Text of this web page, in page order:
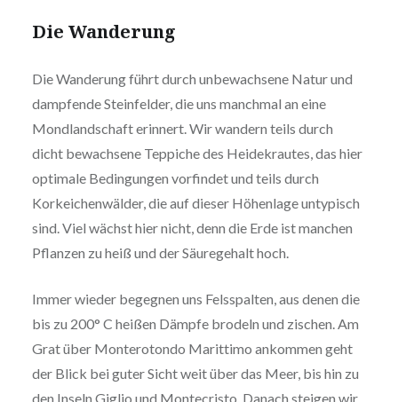
Die Wanderung
Die Wanderung führt durch unbewachsene Natur und
dampfende Steinfelder, die uns manchmal an eine
Mondlandschaft erinnert. Wir wandern teils durch
dicht bewachsene Teppiche des Heidekrautes, das hier
optimale Bedingungen vorfindet und teils durch
Korkeichenwälder, die auf dieser Höhenlage untypisch
sind. Viel wächst hier nicht, denn die Erde ist manchen
Pflanzen zu heiß und der Säuregehalt hoch.
Immer wieder begegnen uns Felsspalten, aus denen die
bis zu 200° C heißen Dämpfe brodeln und zischen. Am
Grat über Monterotondo Marittimo ankommen geht
der Blick bei guter Sicht weit über das Meer, bis hin zu
den Inseln Giglio und Montecristo. Danach steigen wir